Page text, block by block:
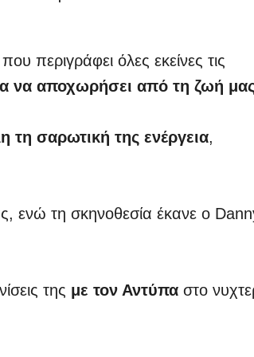
που περιγράφει όλες εκείνες τις
να αποχωρήσει από τη ζωή
τη σαρωτική της ενέργεια,
ενώ τη σκηνοθεσία έκανε ο
της με τον Αντύπαστο